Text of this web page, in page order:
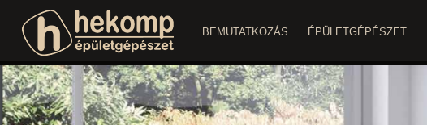
BEMUTATKOZÁS ÉPÜLETGÉPÉSZET